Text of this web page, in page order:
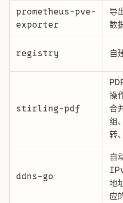
prometheus-pve-
exporter
导
数
registry 自
stirling-pdf
操
合
组
转
ddns-go
自
地
应